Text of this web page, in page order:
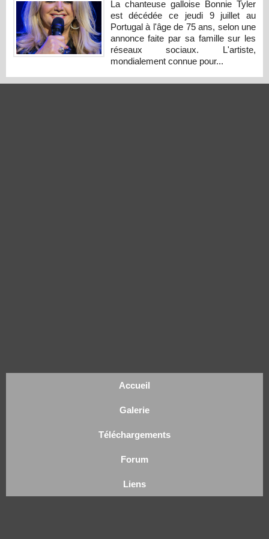
La chanteuse galloise Bonnie Tyler
est décédée ce jeudi 9 juillet au
Portugal à l'âge de 75 ans, selon une
annonce faite par sa famille sur les
réseaux sociaux. L'artiste,
mondialement connue pour...
Accueil
Galerie
Téléchargements
Forum
Liens